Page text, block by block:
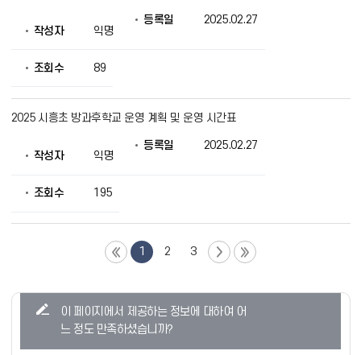
작성자 익명
등록일 2025.02.27
조회수 89
2025 시흥초 방과후학교 운영 계획 및 운영 시간표
작성자 익명
등록일 2025.02.27
조회수 195
1 2 3
이 페이지에서 제공하는 정보에 대하여 어
느 정도 만족하셨습니까?